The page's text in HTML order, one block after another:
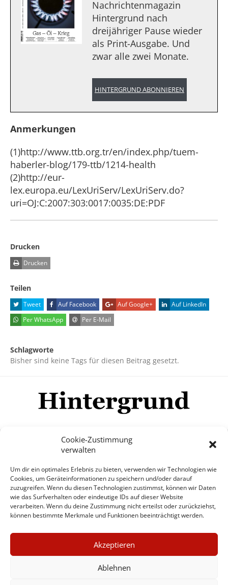
Cookie-Zustimmung
verwalten
Um dir ein optimales Erlebnis zu bieten, verwenden wir Technologien wie
Cookies, um Geräteinformationen zu speichern und/oder darauf
zuzugreifen. Wenn du diesen Technologien zustimmst, können wir Daten
wie das Surfverhalten oder eindeutige IDs auf dieser Website
verarbeiten. Wenn du deine Zustimmung nicht erteilst oder zurückziehst,
können bestimmte Merkmale und Funktionen beeinträchtigt werden.
Akzeptieren
Ablehnen
Nachrichtenmagazin
Hintergrund nach
dreijähriger Pause wieder
als Print-Ausgabe. Und
zwar alle zwei Monate.
HINTERGRUND ABONNIEREN
Anmerkungen
(1)http://www.ttb.org.tr/en/index.php/tuem-
haberler-blog/179-ttb/1214-health
(2)http://eur-
lex.europa.eu/LexUriServ/LexUriServ.do?
uri=OJ:C:2007:303:0017:0035:DE:PDF
Drucken
Drucken
Teilen
Tweet Auf Facebook Auf Google+
Auf LinkedIn
Per WhatsApp
Per E-Mail
Schlagworte
Bisher sind keine Tags für diesen Beitrag gesetzt.
Mehr
© Copyright Hintergrund.de, 2015 - 2026
Zum Newsletter jetzt kostenlos
anmelden
erscheint ca. alle 4 Wochen
×